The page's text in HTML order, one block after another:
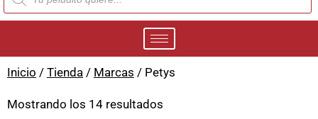
Inicio / Tienda / Marcas / Petys
Mostrando los 14 resultados